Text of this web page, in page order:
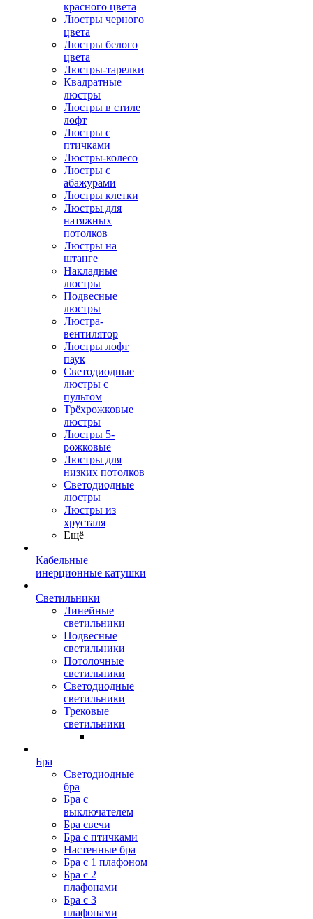
красного цвета
Люстры черного
цвета
Люстры белого
цвета
Люстры-тарелки
Квадратные
люстры
Люстры в стиле
лофт
Люстры с
птичками
Люстры-колесо
Люстры с
абажурами
Люстры клетки
Люстры для
натяжных
потолков
Люстры на
штанге
Накладные
люстры
Подвесные
люстры
Люстра-
вентилятор
Люстры лофт
паук
Светодиодные
люстры с
пультом
Трёхрожковые
люстры
Люстры 5-
рожковые
Люстры для
низких потолков
Cветодиодные
люстры
Люстры из
хрусталя
Ещё
Кабельные
инерционные катушки
Светильники
Линейные
светильники
Подвесные
светильники
Потолочные
светильники
Светодиодные
светильники
Трековые
светильники
Бра
Светодиодные
бра
Бра с
выключателем
Бра свечи
Бра с птичками
Настенные бра
Бра с 1 плафоном
Бра с 2
плафонами
Бра с 3
плафонами